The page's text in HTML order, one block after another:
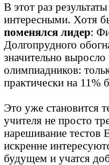
В этот раз
интересными. Хотя
поменялся лидер:
Долгопрудного
значительно
олимпиадников:
практически на 11%
Это уже становится
учителя не просто
нарешивание тестов
искренне
будущем и учатся